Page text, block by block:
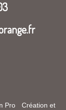
Pro
Création et